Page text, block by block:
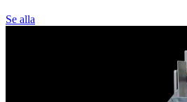
Se alla